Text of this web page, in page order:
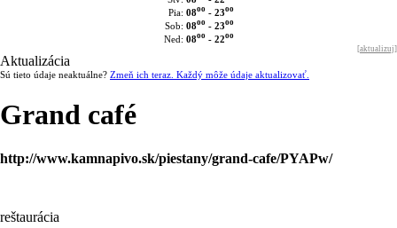
Pia: 08oo- 23oo
Sob: 08oo- 23oo
Ned: 08oo- 22oo
[aktualizuj]
Aktualizácia
Sú tieto údaje neaktuálne? Zmeň ich teraz. Každý môže údaje aktualizovať.
Grand café
http://www.kamnapivo.sk/piestany/grand-cafe/PYAPw/
reštaurácia